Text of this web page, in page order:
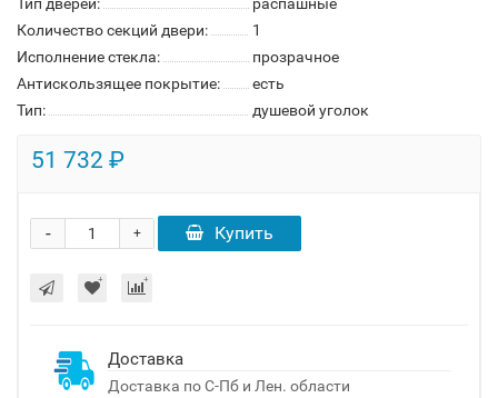
Количество секций двери:
1
Исполнение стекла:
прозрачное
Антискользящее покрытие:
есть
Тип:
душевой уголок
51 732 ₽
+
- Купить
Доставка
Доставка по С-Пб и Лен. области